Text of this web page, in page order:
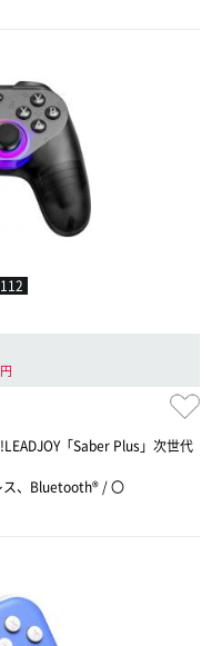
円
「Saber Plus」次世代
ス、Bluetooth® / 〇